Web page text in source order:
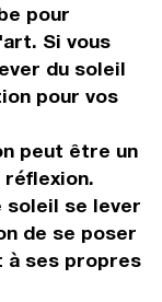
pour
Si vous
du soleil
pour vos
peut être un
soleil se lever
de se poser
à ses propres